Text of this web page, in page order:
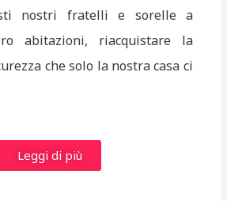
nostri fratelli e sorelle a
abitazioni, riacquistare la
che solo la nostra casa ci
Leggi di più